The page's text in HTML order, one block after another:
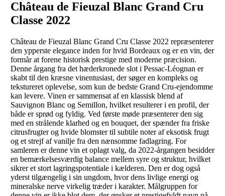
Château de Fieuzal Blanc Grand Cru
Classe 2022
Château de Fieuzal Blanc Grand Cru Classe 2022 repræsenterer
den ypperste elegance inden for hvid Bordeaux og er en vin, der
formår at forene historisk prestige med moderne præcision.
Denne årgang fra det hæderkronede slot i Pessac-Léognan er
skabt til den kræsne vinentusiast, der søger en kompleks og
tekstureret oplevelse, som kun de bedste Grand Cru-ejendomme
kan levere. Vinen er sammensat af en klassisk blend af
Sauvignon Blanc og Semillon, hvilket resulterer i en profil, der
både er sprød og fyldig. Ved første møde præsenterer den sig
med en strålende klarhed og en bouquet, der spænder fra friske
citrusfrugter og hvide blomster til subtile noter af eksotisk frugt
og et strejf af vanilje fra den nænsomme fadlagring. For
samleren er denne vin et oplagt valg, da 2022-årgangen besidder
en bemærkelsesværdig balance mellem syre og struktur, hvilket
sikrer et stort lagringspotentiale i kælderen. Den er dog også
yderst tilgængelig i sin ungdom, hvor dens livlige energi og
mineralske nerve virkelig træder i karakter. Målgruppen for